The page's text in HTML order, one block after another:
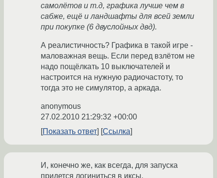
самолётов и т.д, графика лучше чем в
сабже, ещё и ландшафты для всей земли
при покупке (6 двуслойных двд).
А реалистичность? Графика в такой игре -
маловажная вещь. Если перед взлётом не
надо пощёлкать 10 выключателей и
настроится на нужную радиочастоту, то
тогда это не симулятор, а аркада.
anonymous
27.02.2010 21:29:32 +00:00
Показать ответ
Ссылка
И, конечно же, как всегда, для запуска
придется логиниться в иксы.